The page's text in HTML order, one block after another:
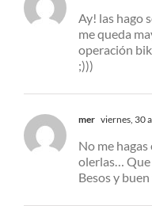
Ay! las hago
me queda
operación
;)))
mer viernes, 30
No me
olerlas… Que
Besos y